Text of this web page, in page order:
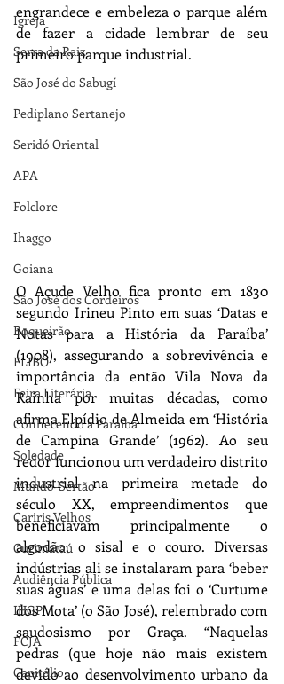
Igreja
Serra da Raiz
São José do Sabugí
Pediplano Sertanejo
Seridó Oriental
APA
Folclore
Ihaggo
Goiana
São José dos Cordeiros
Boqueirão
FLIBO
Feira Literária
Conhecendo a Paraíba
Soledade
Mundo-Sertão
Cariris Velhos
Curimataú
Audiência Pública
IHGP
FCJA
Capitólio
engrandece e embeleza o parque além
de fazer a cidade lembrar de seu
primeiro parque industrial.
O Açude Velho fica pronto em 1830
segundo Irineu Pinto em suas ‘Datas e
Notas para a História da Paraíba’
(1908), assegurando a sobrevivência e
importância da então Vila Nova da
Rainha por muitas décadas, como
afirma Elpídio de Almeida em ‘História
de Campina Grande’ (1962). Ao seu
redor funcionou um verdadeiro distrito
industrial na primeira metade do
século XX, empreendimentos que
beneficiavam principalmente o
algodão, o sisal e o couro. Diversas
indústrias ali se instalaram para ‘beber
suas águas’ e uma delas foi o ‘Curtume
dos Mota’ (o São José), relembrado com
saudosismo por Graça. “Naquelas
pedras (que hoje não mais existem
devido ao desenvolvimento urbano da